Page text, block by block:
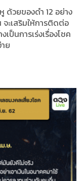
ด้วยของดำ 12 อย่าง
จะเสริมให้การติดต่อ
ป็นการเร่งเรื่องโชค
ย